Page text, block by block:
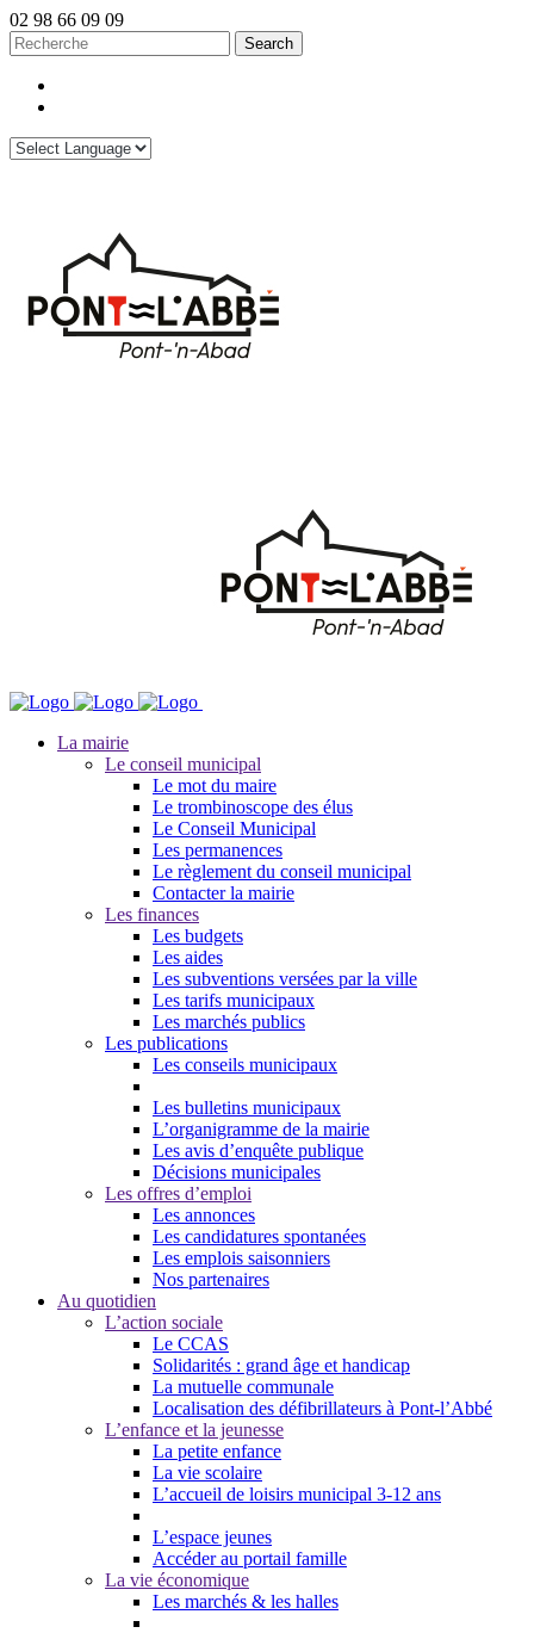
02 98 66 09 09
La mairie
Le conseil municipal
Le mot du maire
Le trombinoscope des élus
Le Conseil Municipal
Les permanences
Le règlement du conseil municipal
Contacter la mairie
Les finances
Les budgets
Les aides
Les subventions versées par la ville
Les tarifs municipaux
Les marchés publics
Les publications
Les conseils municipaux
Les bulletins municipaux
L’organigramme de la mairie
Les avis d’enquête publique
Décisions municipales
Les offres d’emploi
Les annonces
Les candidatures spontanées
Les emplois saisonniers
Nos partenaires
Au quotidien
L’action sociale
Le CCAS
Solidarités : grand âge et handicap
La mutuelle communale
Localisation des défibrillateurs à Pont-l’Abbé
L’enfance et la jeunesse
La petite enfance
La vie scolaire
L’accueil de loisirs municipal 3-12 ans
L’espace jeunes
Accéder au portail famille
La vie économique
Les marchés & les halles